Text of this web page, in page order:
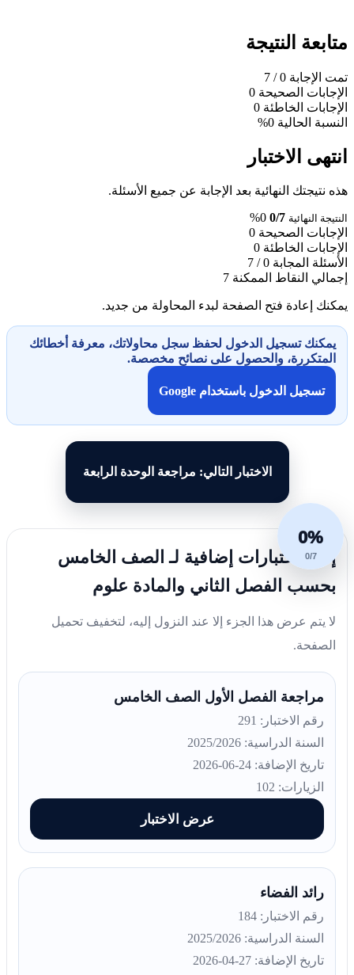
متابعة النتيجة
تمت الإجابة 0
/ 7
الإجابات الصحيحة 0
الإجابات الخاطئة 0
النسبة الحالية 0%
انتهى الاختبار
هذه نتيجتك النهائية بعد الإجابة عن جميع الأسئلة.
النتيجة النهائية 0/7
0%
الإجابات الصحيحة 0
الإجابات الخاطئة 0
الأسئلة المجابة 0 / 7
إجمالي النقاط الممكنة 7
يمكنك إعادة فتح الصفحة لبدء المحاولة من جديد.
يمكنك تسجيل الدخول لحفظ سجل محاولاتك، معرفة أخطائك
المتكررة، والحصول على نصائح مخصصة.
تسجيل الدخول باستخدام Google
الاختبار التالي: مراجعة الوحدة الرابعة
0%
0/7
إليك اختبارات إضافية لـ الصف الخامس
بحسب الفصل الثاني والمادة علوم
لا يتم عرض هذا الجزء إلا عند النزول إليه، لتخفيف تحميل
الصفحة.
مراجعة الفصل الأول الصف الخامس
رقم الاختبار: 291
السنة الدراسية: 2025/2026
تاريخ الإضافة: 24-06-2026
الزيارات: 102
عرض الاختبار
رائد الفضاء
رقم الاختبار: 184
السنة الدراسية: 2025/2026
تاريخ الإضافة: 27-04-2026